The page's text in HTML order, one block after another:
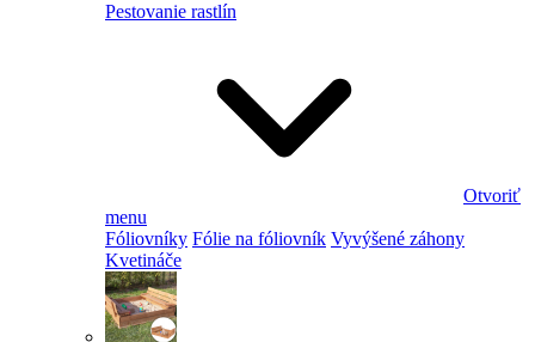
Pestovanie rastlín
Otvoriť
menu
Fóliovníky Fólie na fóliovník Vyvýšené záhony
Kvetináče